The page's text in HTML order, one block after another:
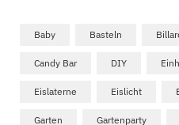
Baby Basteln
Candy Bar DIY
Eislaterne Eislicht
Garten Gartenparty